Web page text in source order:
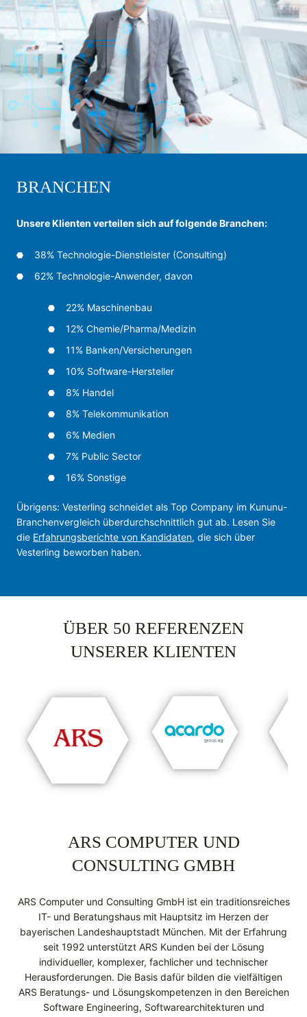
BRANCHEN
Un­se­re Klien­ten ver­tei­len sich auf fol­gen­de Bran­chen:
38% Tech­no­lo­gie-Dienst­leis­ter (Con­sul­ting)
62% Tech­no­lo­gie-An­wen­der, da­von
22% Ma­schi­nen­bau
12% Che­mie/Phar­ma/Me­di­zin
11% Ban­ken/Ver­siche­run­gen
10% Soft­wa­re-Her­stel­ler
8% Han­del
8% Te­le­kom­mu­ni­ka­tion
6% Me­di­en
7% Pub­lic Sec­tor
16% Sons­ti­ge
Übrigens: Vesterling schneidet als Top Company im Kununu-
Branchen­vergleich über­durch­schnittlich gut ab. Lesen Sie
die Erfahrungs­berichte von Kandidaten, die sich über
Vesterling beworben haben.
ÜBER 50 REFERENZEN
UNSERER KLIENTEN
ARS COMPUTER UND
CONSULTING GMBH
ARS Computer und Consulting GmbH ist ein traditionsreiches
IT- und Beratungshaus mit Hauptsitz im Herzen der
bayerischen Landeshauptstadt München. Mit der Erfahrung
seit 1992 unterstützt ARS Kunden bei der Lösung
individueller, komplexer, fachlicher und technischer
Herausforderungen. Die Basis dafür bilden die vielfältigen
ARS Beratungs- und Lösungs­kompetenzen in den Bereichen
Software Engineering, Softwarearchitekturen und